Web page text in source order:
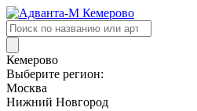
Поиск
товаров
Кемерово
Выберите регион:
Москва
Нижний Новгород